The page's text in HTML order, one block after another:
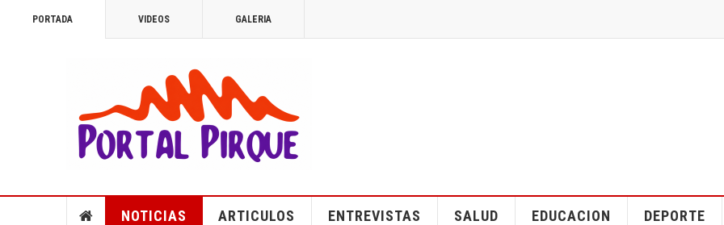
PORTADA VIDEOS GALERIA
NOTICIAS ARTICULOS ENTREVISTAS SALUD EDUCACION DEPORTE